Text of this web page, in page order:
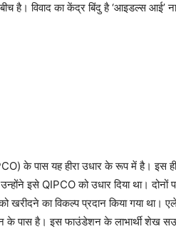
है। विवाद का केंद्र बिंदु है ‘आइडल्स आई’
के पास यह हीरा उधार के रूप में है। इस
इसे QIPCO को उधार दिया था। दोनों
का विकल्प प्रदान किया गया था।
के पास है। इस फाउंडेशन के लाभार्थी शेख